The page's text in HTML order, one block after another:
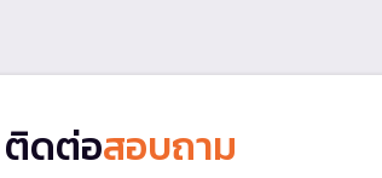
ติดต่อสอบถาม